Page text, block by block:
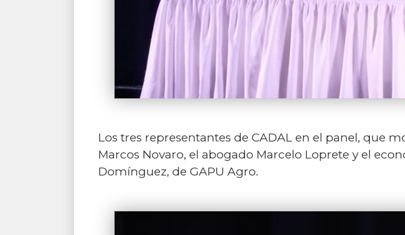
Los tres representantes de CADAL en el panel, que
Marcos Novaro, el abogado Marcelo Loprete y el
Domínguez, de GAPU Agro.